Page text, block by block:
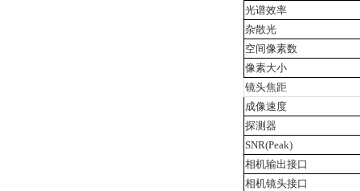
光谱效率
杂散光
空间像素数
像素大小
镜头焦距
成像速度
探测器
SNR(Peak)
相机输出接口
相机镜头接口